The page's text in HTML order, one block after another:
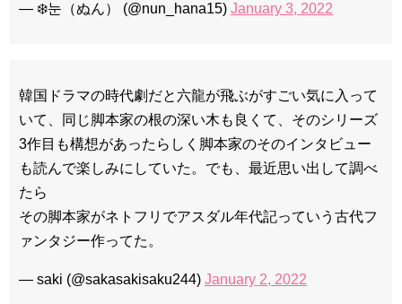
— ❄️눈（ぬん） (@nun_hana15) January 3, 2022
韓国ドラマの時代劇だと六龍が飛ぶがすごい気に入って
いて、同じ脚本家の根の深い木も良くて、そのシリーズ
3作目も構想があったらしく脚本家のそのインタビュー
も読んで楽しみにしていた。でも、最近思い出して調べ
たら
その脚本家がネトフリでアスダル年代記っていう古代フ
ァンタジー作ってた。
— saki (@sakasakisaku244) January 2, 2022